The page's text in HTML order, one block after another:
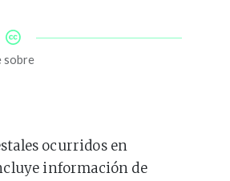
sobre
ocurridos en
información de